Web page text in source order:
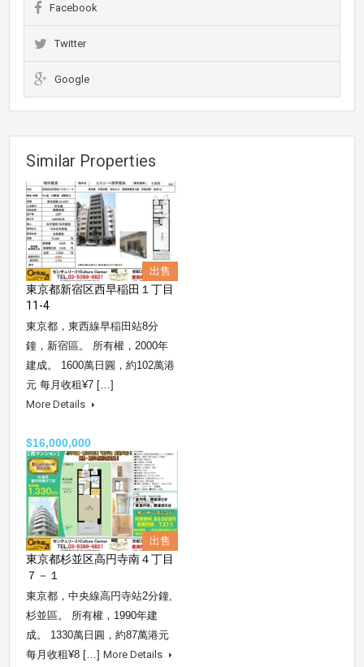
Facebook
Twitter
Google
Similar Properties
出售
東京都新宿区西早稲田１丁目
11-4
東京都，東西線早稲田站8分
鐘，新宿區。 所有權，2000年
建成。 1600萬日圓，約102萬港
元 每月收租¥7 […]
More Details
$16,000,000
出售
東京都杉並区高円寺南４丁目
７－１
東京都，中央線高円寺站2分鐘,
杉並區。 所有權，1990年建
成。 1330萬日圓，約87萬港元
每月收租¥8 […]More Details